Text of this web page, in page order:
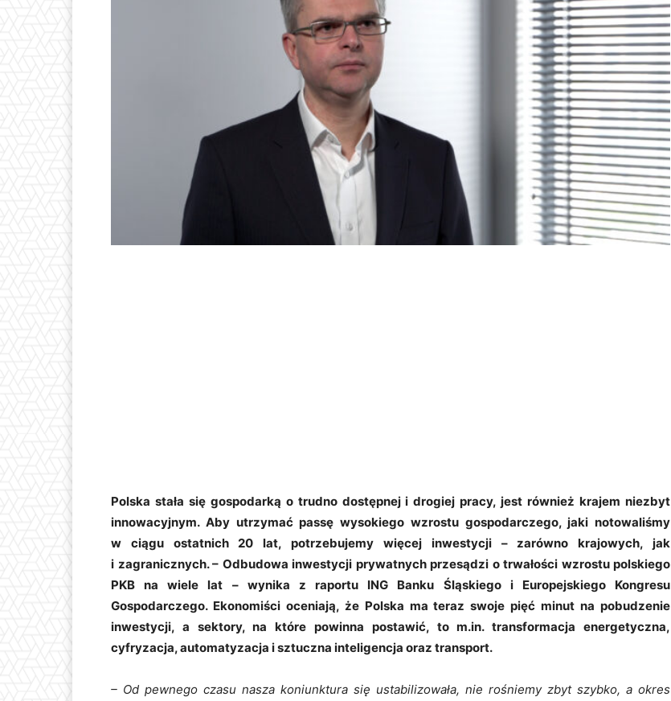
Polska stała się gospodarką o trudno dostępnej i drogiej pracy, jest również krajem niezbyt
innowacyjnym. Aby utrzymać passę wysokiego wzrostu gospodarczego, jaki notowaliśmy
w ciągu ostatnich 20 lat, potrzebujemy więcej inwestycji – zarówno krajowych, jak
i zagranicznych. – Odbudowa inwestycji prywatnych przesądzi o trwałości wzrostu polskiego
PKB na wiele lat – wynika z raportu ING Banku Śląskiego i Europejskiego Kongresu
Gospodarczego. Ekonomiści oceniają, że Polska ma teraz swoje pięć minut na pobudzenie
inwestycji, a sektory, na które powinna postawić, to m.in. transformacja energetyczna,
cyfryzacja, automatyzacja i sztuczna inteligencja oraz transport.
– Od pewnego czasu nasza koniunktura się ustabilizowała, nie rośniemy zbyt szybko, a okres